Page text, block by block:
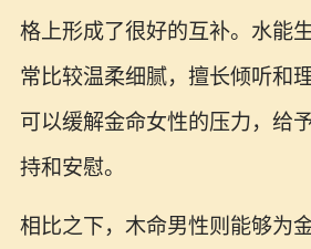
格上形成了很好的互补。水能
常比较温柔细腻，擅长倾听和
可以缓解金命女性的压力，给
持和安慰。
相比之下，木命男性则能够为